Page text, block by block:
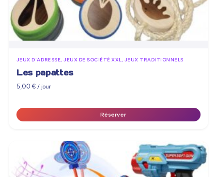
JEUX D'ADRESSE, JEUX DE SOCIÉTÉ XXL, JEUX TRADITIONNELS
Les papattes
5,00€ / jour
Réserver